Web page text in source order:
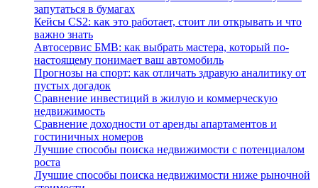
запутаться в бумагах
Кейсы CS2: как это работает, стоит ли открывать и что
важно знать
Автосервис БМВ: как выбрать мастера, который по-
настоящему понимает ваш автомобиль
Прогнозы на спорт: как отличать здравую аналитику от
пустых догадок
Сравнение инвестиций в жилую и коммерческую
недвижимость
Сравнение доходности от аренды апартаментов и
гостиничных номеров
Лучшие способы поиска недвижимости с потенциалом
роста
Лучшие способы поиска недвижимости ниже рыночной